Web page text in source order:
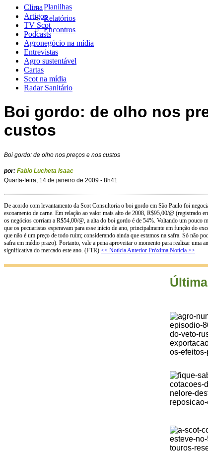
Planilhas
Relatórios
Encontros
Clima
Artigos
TV Scot
Podcasts
Agronegócio na mídia
Entrevistas
Agro sustentável
Cartas
Scot na mídia
Radar Sanitário
Boi gordo: de olho nos
custos
Boi gordo: de olho nos preços e nos custos
por: Fabio Lucheta Isaac
Quarta-feira, 14 de janeiro de 2009 - 8h41
De acordo com levantamento da Scot Consultoria o boi gordo em São Paulo foi
escoamento de carne. Em relação ao valor mais alto de 2008, R$95,00/@ (registrado
os negócios corriam a R$54,00/@, a alta do boi gordo é de 54%. Voltando um pouco
que os pecuaristas esperavam para esse início de ano, principalmente em função do
que não é um preço de todo ruim; considerando ainda que estamos na safra. Só não
safra em médio prazo). Portanto, vale a pena aproveitar o momento para realizar uma
significativa do mercado este ano. (FTR) << Notícia Anterior Próxima Notícia >>